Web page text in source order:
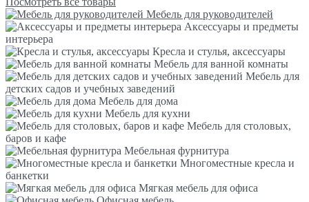
Мебель для руководителей
Аксессуары и предметы
интерьера
Кресла и стулья, аксессуары
Мебель для ванной комнаты
Мебель для
детских садов и учебных заведений
Мебель для дома
Мебель для кухни
Мебель для столовых,
баров и кафе
Мебельная фурнитура
Многоместные кресла и
банкетки
Мягкая мебель для офиса